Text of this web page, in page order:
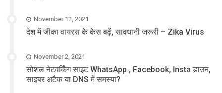
November 12, 2021
देश में जीका वायरस के केस बढ़ें, सावधानी जरूरी – Zika Virus
November 2, 2021
सोशल नेटवर्किंग साइट WhatsApp , Facebook, Insta डाउन,
साइबर अटैक या DNS में समस्या?